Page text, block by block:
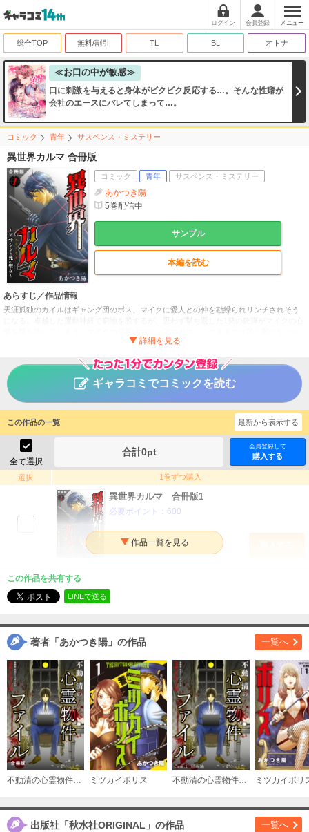
ログイン 会員登録 メニュー
総合TOP 無料/割引 TL BL オトナ
≪お口の中が敏感≫
口に刺激を与えると身体がビクビク反応する…。そんな性癖が
会社のエースにバレてしまって…。
コミック 青年 サスペンス・ミステリー
異世界カルマ 合冊版
コミック 青年 サスペンス・ミステリー
あかつき陽
5巻配信中
サンプル
本編を読む
あらすじ／作品情報
天涯孤独のカイルはギャング団のボス、マイクに愛人との仲を勘繰られリンチされそう
殺しにされてしまう。拘置所で絶望するカイルをロンドン警視庁のクレイグが、なんと
る決意をする。11年後、Xというコードネームのついた凄腕アサシンとなったカイルは、
クレイグの指示で密かに殺しのミッションを重ねていた。一方、ある国の王が生贄を求
める「大佐」を倒すためアサシンを召喚しようと…!?
タイトル 異世界カルマ 合冊版
ジャンル サスペンス・ミステリー
掲載誌
秋水社ORIGINAL
ギャラコミでコミックを読む
この作品の一覧
全て選択
合計0pt 会員登録して
購入する
選択 1巻ずつ購入
最新から表示する
異世界カルマ 合冊版1
必要ポイント： 600
必要ポイント：
購入する
必要ポイント： 600
購入する
異世界カルマ 合冊版4
必要ポイント：600
購入する
異世界カルマ 合冊版5
必要ポイント：600
この作品を共有する
LINEで送る
著者「あかつき陽」の作品 一覧へ
ミツカイポリス
出版社「秋水社ORIGINAL」の作品 一覧へ